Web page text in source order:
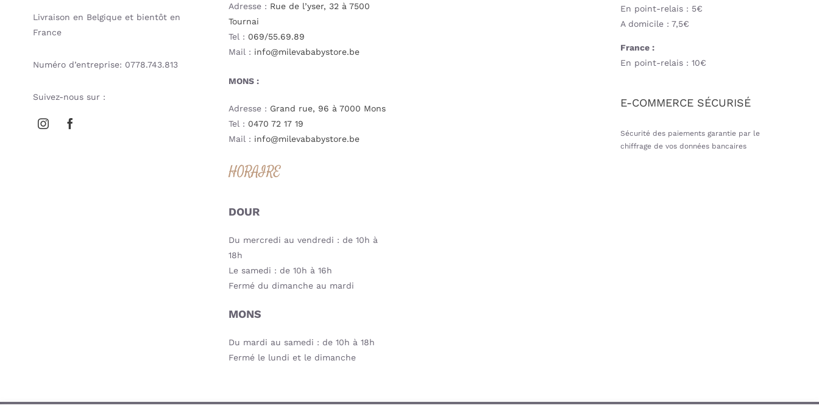
Livraison en Belgique et bientôt en
France
Numéro d’entreprise: 0778.743.813
Suivez-nous sur :
Adresse : Rue de l’yser, 32 à 7500
Tournai
Tel : 069/55.69.89
Mail : info@milevababystore.be
MONS :
Adresse : Grand rue, 96 à 7000 Mons
Tel : 0470 72 17 19
Mail : info@milevababystore.be
HORAIRE
DOUR
Du mercredi au vendredi : de 10h à
18h
Le samedi : de 10h à 16h
Fermé du dimanche au mardi
MONS
Du mardi au samedi : de 10h à 18h
Fermé le lundi et le dimanche
En point-relais : 5€
A domicile : 7,5€
France :
En point-relais : 10€
E-COMMERCE SÉCURISÉ
Sécurité des paiements garantie par le
chiffrage de vos données bancaires